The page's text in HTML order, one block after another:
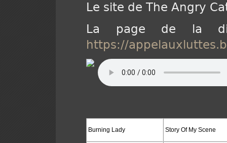
Le site de The Angry
La page de la
https://
Burning Lady Story Of My Scene